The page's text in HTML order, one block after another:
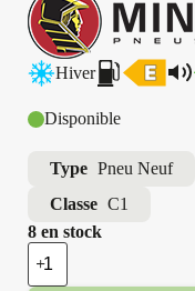
Hiver
Disponible
Type Pneu Neuf
Classe C1
8 en stock
quantité
de